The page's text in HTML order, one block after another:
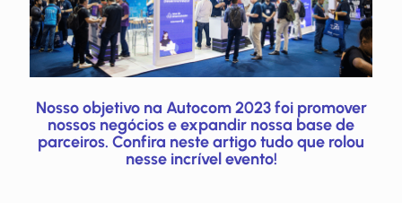
Nosso objetivo na Autocom 2023 foi promover
nossos negócios e expandir nossa base de
parceiros. Confira neste artigo tudo que rolou
nesse incrível evento!